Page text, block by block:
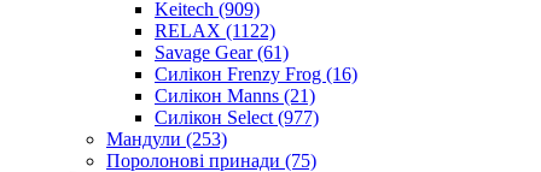
Keitech (909)
RELAX (1122)
Savage Gear (61)
Силікон Frenzy Frog (16)
Силікон Manns (21)
Силікон Select (977)
Мандули (253)
Поролонові принади (75)